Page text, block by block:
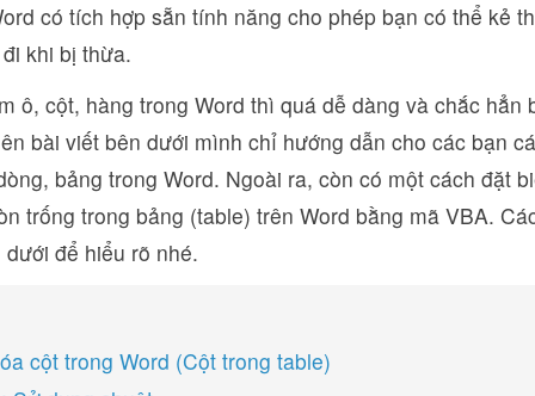
có tích hợp sẵn tính năng cho phép bạn có thể kẻ
khi bị thừa.
ô, cột, hàng trong Word thì quá dễ dàng và chắc hẳn
bài viết bên dưới mình chỉ hướng dẫn cho các bạn
bảng trong Word. Ngoài ra, còn có một cách đặt
trống trong bảng (table) trên Word bằng mã VBA.
để hiểu rõ nhé.
cột trong Word (Cột trong table)